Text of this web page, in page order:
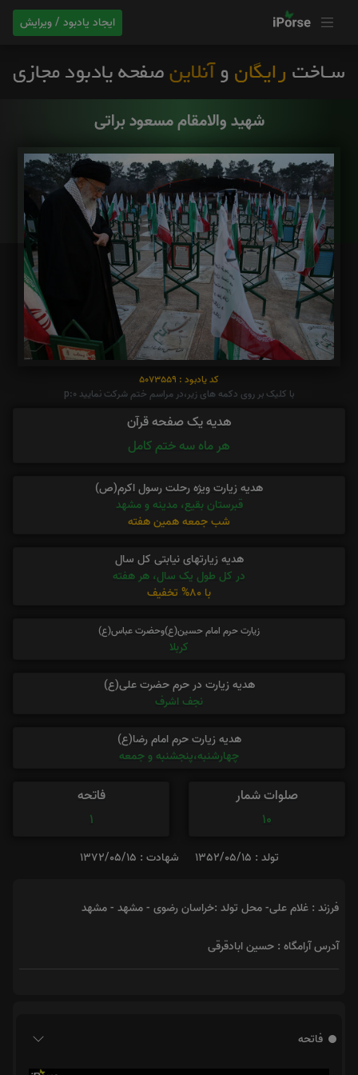
ایجاد یادبود / ویرایش
شهید والامقام مسعود براتی
کد یادبود : 5073559
با کلیک بر روی دکمه های زیر،در مراسم ختم شرکت نمایید p:0
هدیه یک صفحه قرآن
هر ماه سه ختم کامل
هدیه زیارت ویژه رحلت رسول اکرم(ص)
قبرستان بقیع، مدینه و مشهد
شب جمعه همین هفته
هدیه زیارتهای نیابتی کل سال
در کل طول یک سال، هر هفته
با 80% تخفیف
زیارت حرم امام حسین(ع)وحضرت عباس(ع)
کربلا
هدیه زیارت در حرم حضرت علی(ع)
نجف اشرف
هدیه زیارت حرم امام رضا(ع)
چهارشنبه،پنجشنبه و جمعه
صلوات شمار
10
فاتحه
1
تولد : 1352/05/15 شهادت : 1372/05/15
فرزند : غلام علی- محل تولد :خراسان رضوی - مشهد - مشهد
آدرس آرامگاه : حسین ابادقرقی
فاتحه